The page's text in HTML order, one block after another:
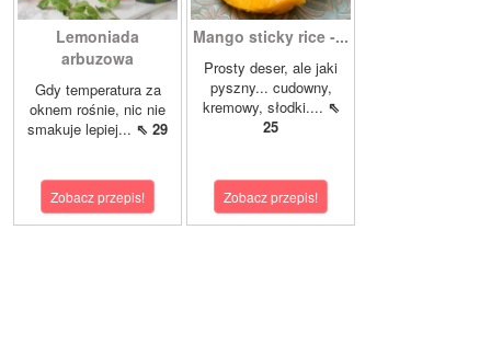
Lemoniada
arbuzowa
Gdy temperatura za
oknem rośnie, nic nie
smakuje lepiej... ⇖ 29
Zobacz przepis!
Mango sticky rice -...
Prosty deser, ale jaki
pyszny... cudowny,
kremowy, słodki.... ⇖
25
Zobacz przepis!